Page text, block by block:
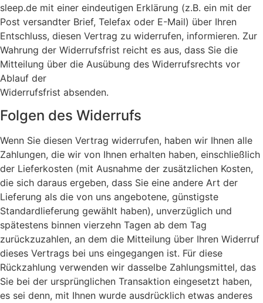
sleep.de mit einer eindeutigen Erklärung (z.B. ein mit der
Post versandter Brief, Telefax oder E-Mail) über Ihren
Entschluss, diesen Vertrag zu widerrufen, informieren. Zur
Wahrung der Widerrufsfrist reicht es aus, dass Sie die
Mitteilung über die Ausübung des Widerrufsrechts vor
Ablauf der
Widerrufsfrist absenden.
Folgen des Widerrufs
Wenn Sie diesen Vertrag widerrufen, haben wir Ihnen alle
Zahlungen, die wir von Ihnen erhalten haben, einschließlich
der Lieferkosten (mit Ausnahme der zusätzlichen Kosten,
die sich daraus ergeben, dass Sie eine andere Art der
Lieferung als die von uns angebotene, günstigste
Standardlieferung gewählt haben), unverzüglich und
spätestens binnen vierzehn Tagen ab dem Tag
zurückzuzahlen, an dem die Mitteilung über Ihren Widerruf
dieses Vertrags bei uns eingegangen ist. Für diese
Rückzahlung verwenden wir dasselbe Zahlungsmittel, das
Sie bei der ursprünglichen Transaktion eingesetzt haben,
es sei denn, mit Ihnen wurde ausdrücklich etwas anderes